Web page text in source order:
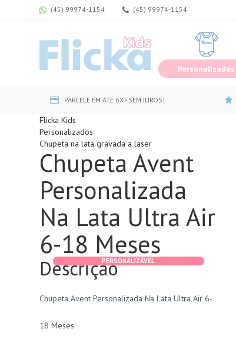
(45) 99974-1154 (45) 99974-1154
Personalizados
PARCELE EM ATÉ 6X - SEM JUROS!
Flicka Kids
Personalizados
Chupeta na lata gravada a laser
Chupeta Avent
Personalizada
Na Lata Ultra Air
6-18 Meses
PERSONALIZÁVEL
Descrição
Chupeta Avent Personalizada Na Lata Ultra Air 6-
18 Meses